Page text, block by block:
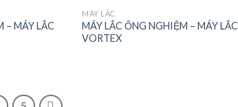
Add to
– MÁY LẮC
Add to
MÁY LẮC
MÁY LẮC ỐNG NGHIỆM – MÁY LẮC
VORTEX